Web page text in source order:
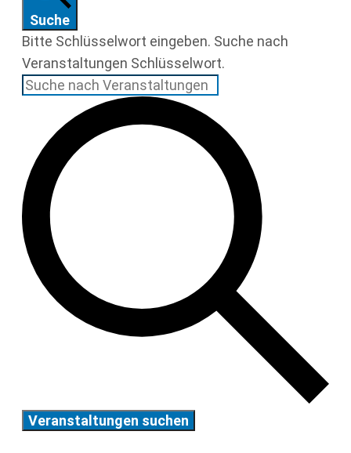
Suche
Bitte Schlüsselwort eingeben. Suche nach
Veranstaltungen Schlüsselwort.
Veranstaltungen suchen